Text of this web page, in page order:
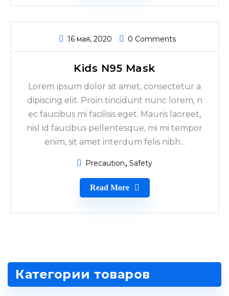
16 мая, 2020 0 Comments
Kids N95 Mask
Lorem ipsum dolor sit amet, consectetur a
dipiscing elit. Proin tincidunt nunc lorem, n
ec faucibus mi facilisis eget. Mauris laoreet,
nisl id faucibus pellentesque, mi mi tempor
enim, sit amet interdum felis nibh...
Precaution Safety
Read More
Категории товаров